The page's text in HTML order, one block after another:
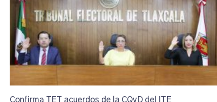
Confirma TET acuerdos de la CQyD del ITE